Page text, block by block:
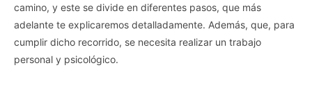
camino, y este se divide en diferentes pasos, que más
adelante te explicaremos detalladamente. Además, que, para
cumplir dicho recorrido, se necesita realizar un trabajo
personal y psicológico.